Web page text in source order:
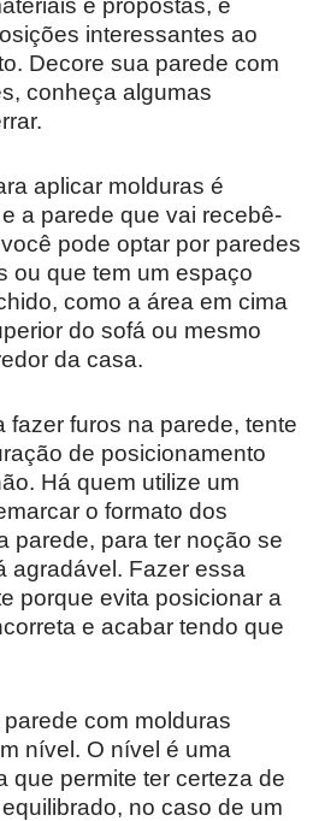
e propostas, é
interessantes ao
Decore sua parede com
conheça algumas
aplicar molduras é
a parede que vai recebê-
pode optar por paredes
ou que tem um espaço
como a área em cima
do sofá ou mesmo
da casa.
fazer furos na parede, tente
de posicionamento
Há quem utilize um
o formato dos
parede, para ter noção se
agradável. Fazer essa
porque evita posicionar a
e acabar tendo que
com molduras
nível. O nível é uma
que permite ter certeza de
no caso de um